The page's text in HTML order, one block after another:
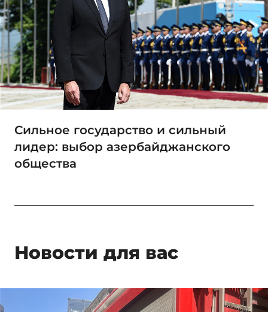
Сильное государство и сильный
лидер: выбор азербайджанского
общества
Новости для вас